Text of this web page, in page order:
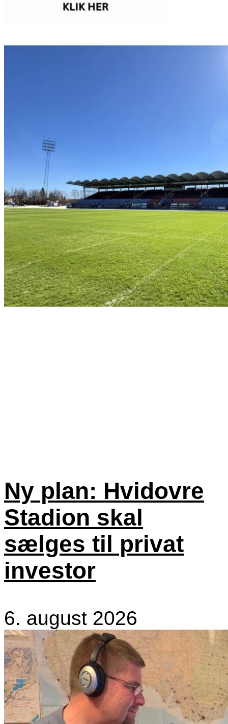
Ny plan: Hvidovre
Stadion skal
sælges til privat
investor
6. august 2026